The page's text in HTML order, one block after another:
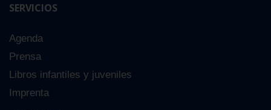
SERVICIOS
Agenda
Prensa
Libros infantiles y juveniles
Imprenta